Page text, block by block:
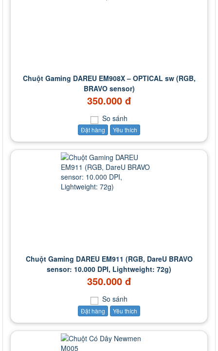
Chuột Gaming DAREU EM908X – OPTICAL sw (RGB,
BRAVO sensor)
350.000 đ
So sánh
Đặt hàng Yêu thích
Chuột Gaming DAREU EM911 (RGB, DareU BRAVO
sensor: 10.000 DPI, Lightweight: 72g)
350.000 đ
So sánh
Đặt hàng Yêu thích